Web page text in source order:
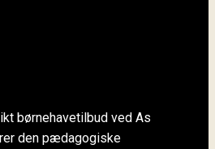
børnehavetilbud ved As
den pædagogiske